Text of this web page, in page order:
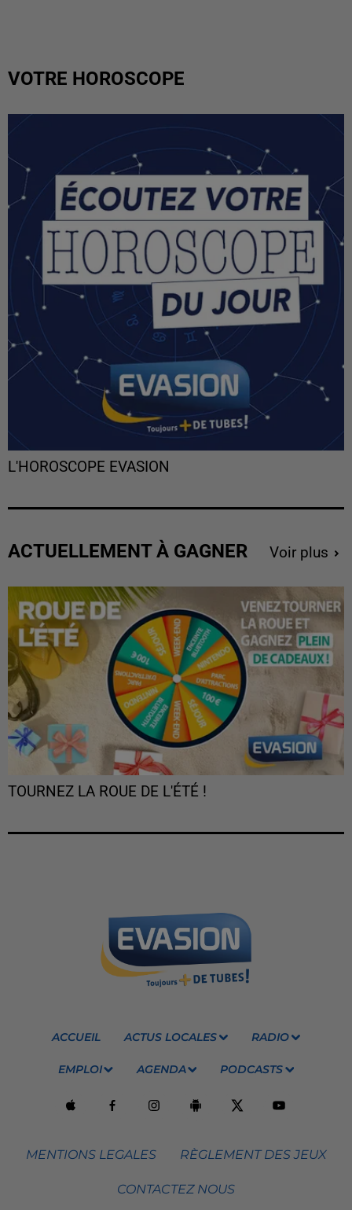
VOTRE HOROSCOPE
L'HOROSCOPE EVASION
ACTUELLEMENT À GAGNER Voir plus
TOURNEZ LA ROUE DE L'ÉTÉ !
ACCUEIL ACTUS LOCALES RADIO
EMPLOI AGENDA PODCASTS
MENTIONS LEGALES RÈGLEMENT DES JEUX
CONTACTEZ NOUS